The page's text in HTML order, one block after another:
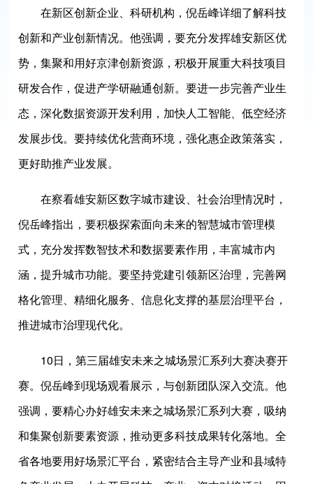
在新区创新企业、科研机构，倪岳峰详细了解科技
创新和产业创新情况。他强调，要充分发挥雄安新区优
势，集聚和用好京津创新资源，积极开展重大科技项目
研发合作，促进产学研融通创新。要进一步完善产业生
态，深化数据资源开发利用，加快人工智能、低空经济
发展步伐。要持续优化营商环境，强化惠企政策落实，
更好助推产业发展。
在察看雄安新区数字城市建设、社会治理情况时，
倪岳峰指出，要积极探索面向未来的智慧城市管理模
式，充分发挥数智技术和数据要素作用，丰富城市内
涵，提升城市功能。要坚持党建引领新区治理，完善网
格化管理、精细化服务、信息化支撑的基层治理平台，
推进城市治理现代化。
10日，第三届雄安未来之城场景汇系列大赛决赛开
赛。倪岳峰到现场观看展示，与创新团队深入交流。他
强调，要精心办好雄安未来之城场景汇系列大赛，吸纳
和集聚创新要素资源，推动更多科技成果转化落地。全
省各地要用好场景汇平台，紧密结合主导产业和县域特